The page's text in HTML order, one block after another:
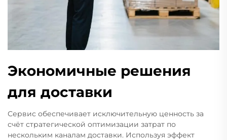
Экономичные решения
для доставки
Сервис обеспечивает исключительную ценность за
счёт стратегической оптимизации затрат по
нескольким каналам доставки. Используя эффект